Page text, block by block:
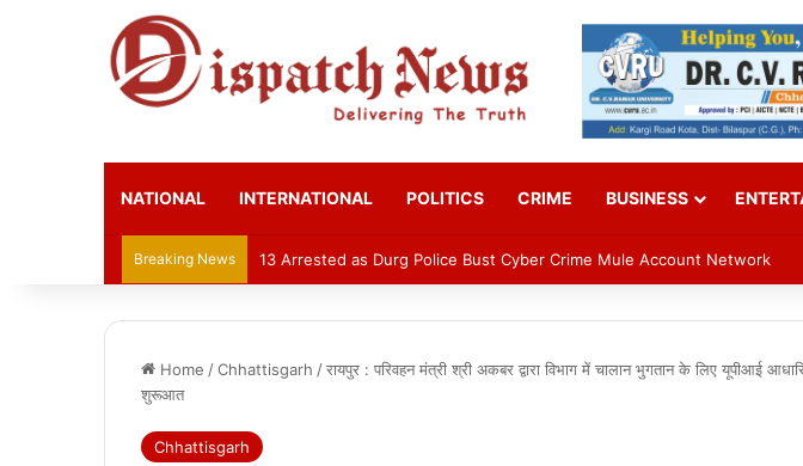
NATIONAL INTERNATIONAL POLITICS CRIME BUSINESS
Breaking News AIIMS Raipur to hold 3rd convocation on Sept 2; VP Radhakrishnan to
Home /Chhattisgarh /रायपुर : परिवहन मंत्री श्री अकबर द्वारा विभाग में चालान भुगतान के लिए यूपीआई
शुरूआत
Chhattisgarh